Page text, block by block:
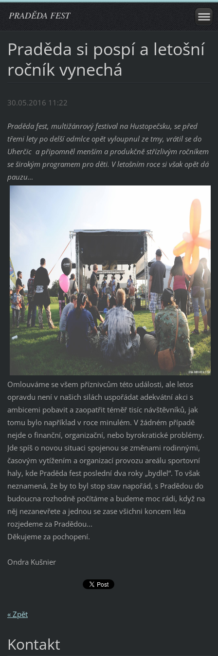
PRADĚDA FEST
Praděda si pospí a letošní
ročník vynechá
30.05.2016 11:22
Praděda fest, multižánrový festival na Hustopečsku, se před
třemi lety po delší odmlce opět vyloupnul ze tmy, vrátil se do
Uherčic a připomněl menším a produkčně střízlivým ročníkem
se širokým programem pro děti. V letošním roce si však opět dá
pauzu…
Omlouváme se všem příznivcům této události, ale letos
opravdu není v našich silách uspořádat adekvátní akci s
ambicemi pobavit a zaopatřit téměř tisíc návštěvníků, jak
tomu bylo například v roce minulém. V žádném případě
nejde o finanční, organizační, nebo byrokratické problémy.
Jde spíš o novou situaci spojenou se změnami rodinnými,
časovým vytížením a organizací provozu areálu sportovní
haly, kde Praděda fest poslední dva roky „bydlel“. To však
neznamená, že by to byl stop stav napořád, s Pradědou do
budoucna rozhodně počítáme a budeme moc rádi, když na
něj nezanevřete a jednou se zase všichni koncem léta
rozjedeme za Pradědou...
Děkujeme za pochopení.
Ondra Kušnier
« Zpět
Kontakt